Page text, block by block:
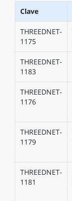
Clave
THREEDNET-
1175
THREEDNET-
1183
THREEDNET-
1176
THREEDNET-
1179
THREEDNET-
1181